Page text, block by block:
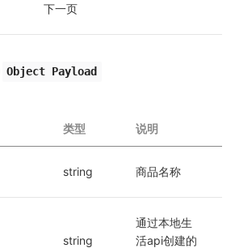
下一页
Object Payload
类型 说明
string 商品名称
string
通过本地生
活api创建的